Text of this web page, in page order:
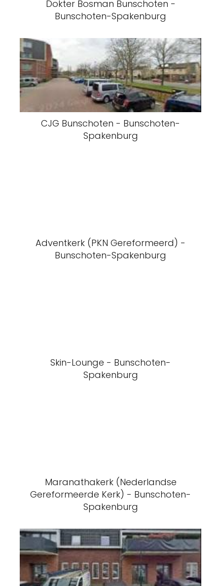
Dokter Bosman Bunschoten -
Bunschoten-Spakenburg
CJG Bunschoten - Bunschoten-
Spakenburg
Adventkerk (PKN Gereformeerd) -
Bunschoten-Spakenburg
Skin-Lounge - Bunschoten-
Spakenburg
Maranathakerk (Nederlandse
Gereformeerde Kerk) - Bunschoten-
Spakenburg